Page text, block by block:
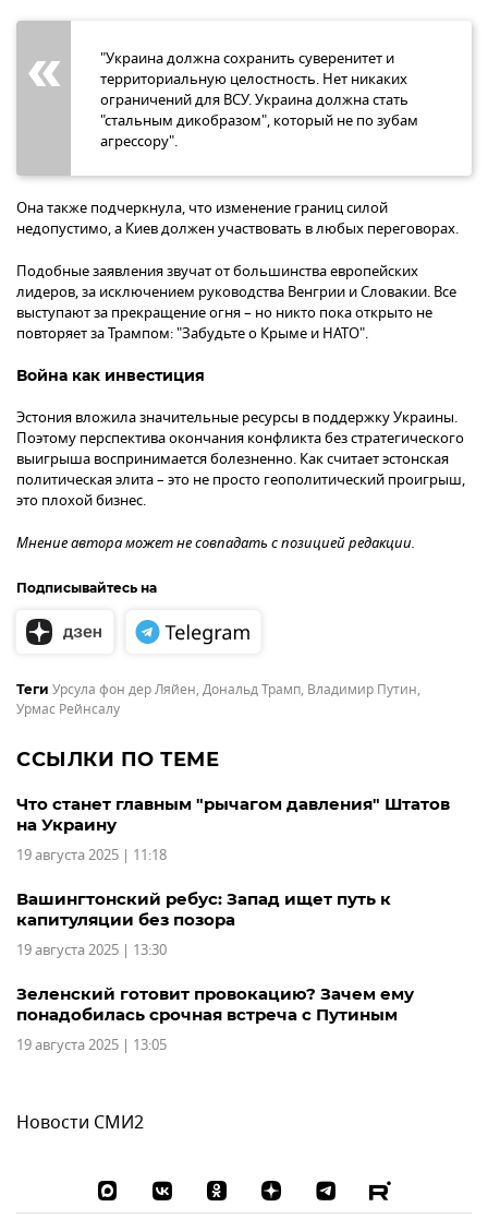
"Украина должна сохранить суверенитет и
территориальную целостность. Нет никаких
ограничений для ВСУ. Украина должна стать
"стальным дикобразом", который не по зубам
агрессору".
Она также подчеркнула, что изменение границ силой
недопустимо, а Киев должен участвовать в любых переговорах.
Подобные заявления звучат от большинства европейских
лидеров, за исключением руководства Венгрии и Словакии. Все
выступают за прекращение огня – но никто пока открыто не
повторяет за Трампом: "Забудьте о Крыме и НАТО".
Война как инвестиция
Эстония вложила значительные ресурсы в поддержку Украины.
Поэтому перспектива окончания конфликта без стратегического
выигрыша воспринимается болезненно. Как считает эстонская
политическая элита – это не просто геополитический проигрыш,
это плохой бизнес.
Мнение автора может не совпадать с позицией редакции.
Подписывайтесь на
Теги Урсула фон дер Ляйен, Дональд Трамп, Владимир Путин,
Урмас Рейнсалу
ССЫЛКИ ПО ТЕМЕ
Что станет главным "рычагом давления" Штатов
на Украину
19 августа 2025 | 11:18
Вашингтонский ребус: Запад ищет путь к
капитуляции без позора
19 августа 2025 | 13:30
Зеленский готовит провокацию? Зачем ему
понадобилась срочная встреча с Путиным
19 августа 2025 | 13:05
Новости СМИ2